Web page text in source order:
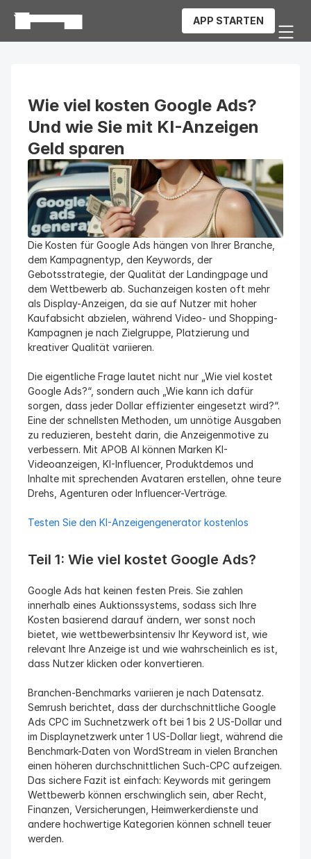
APP STARTEN
Wie viel kosten Google Ads?
Und wie Sie mit KI-Anzeigen
Geld sparen
Die Kosten für Google Ads hängen von Ihrer Branche,
dem Kampagnentyp, den Keywords, der
Gebotsstrategie, der Qualität der Landingpage und
dem Wettbewerb ab. Suchanzeigen kosten oft mehr
als Display-Anzeigen, da sie auf Nutzer mit hoher
Kaufabsicht abzielen, während Video- und Shopping-
Kampagnen je nach Zielgruppe, Platzierung und
kreativer Qualität variieren.
Die eigentliche Frage lautet nicht nur „Wie viel kostet
Google Ads?“, sondern auch „Wie kann ich dafür
sorgen, dass jeder Dollar effizienter eingesetzt wird?“.
Eine der schnellsten Methoden, um unnötige Ausgaben
zu reduzieren, besteht darin, die Anzeigenmotive zu
verbessern. Mit APOB AI können Marken KI-
Videoanzeigen, KI-Influencer, Produktdemos und
Inhalte mit sprechenden Avataren erstellen, ohne teure
Drehs, Agenturen oder Influencer-Verträge.
Testen Sie den KI-Anzeigengenerator kostenlos
Teil 1: Wie viel kostet Google Ads?
Google Ads hat keinen festen Preis. Sie zahlen
innerhalb eines Auktionssystems, sodass sich Ihre
Kosten basierend darauf ändern, wer sonst noch
bietet, wie wettbewerbsintensiv Ihr Keyword ist, wie
relevant Ihre Anzeige ist und wie wahrscheinlich es ist,
dass Nutzer klicken oder konvertieren.
Branchen-Benchmarks variieren je nach Datensatz.
Semrush berichtet, dass der durchschnittliche Google
Ads CPC im Suchnetzwerk oft bei 1 bis 2 US-Dollar und
im Displaynetzwerk unter 1 US-Dollar liegt, während die
Benchmark-Daten von WordStream in vielen Branchen
einen höheren durchschnittlichen Such-CPC aufzeigen.
Das sichere Fazit ist einfach: Keywords mit geringem
Wettbewerb können erschwinglich sein, aber Recht,
Finanzen, Versicherungen, Heimwerkerdienste und
andere hochwertige Kategorien können schnell teuer
werden.